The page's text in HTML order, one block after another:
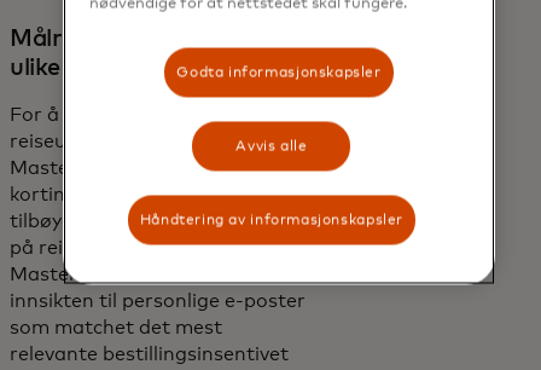
Målrettede insentiver for
ulike utgiftskategorier
For å optimalisere
reiseutgiftene identifiserte
Mastercards AI-modeller
kortinnehavere med høy
tilbøyelighet til å bruke penger
på reiser. Dynamic Yield fra
Mastercard utnyttet denne
innsikten til personlige e-poster
som matchet det mest
relevante bestillingsinsentivet
nødvendige for at nettstedet skal fungere.
Godta informasjonskapsler
Avvis alle
Håndtering av informasjonskapsler